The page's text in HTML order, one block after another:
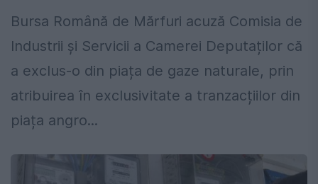
Bursa Română de Mărfuri acuză Comisia de
Industrii și Servicii a Camerei Deputaților că
a exclus-o din piața de gaze naturale, prin
atribuirea în exclusivitate a tranzacțiilor din
piața angro...